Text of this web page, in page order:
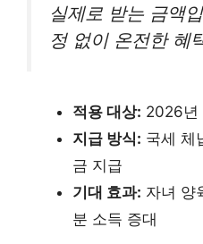
실제로 받는 금액
정 없이 온전한 혜
적용 대상: 2026년
지급 방식: 국세 체
금 지급
기대 효과: 자녀 양
분 소득 증대